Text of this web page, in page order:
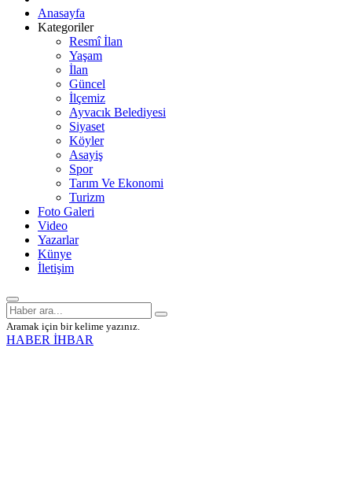
Anasayfa
Kategoriler
Resmî İlan
Yaşam
İlan
Güncel
İlçemiz
Ayvacık Belediyesi
Siyaset
Köyler
Asayiş
Spor
Tarım Ve Ekonomi
Turizm
Foto Galeri
Video
Yazarlar
Künye
İletişim
Aramak için bir kelime yazınız.
HABER İHBAR